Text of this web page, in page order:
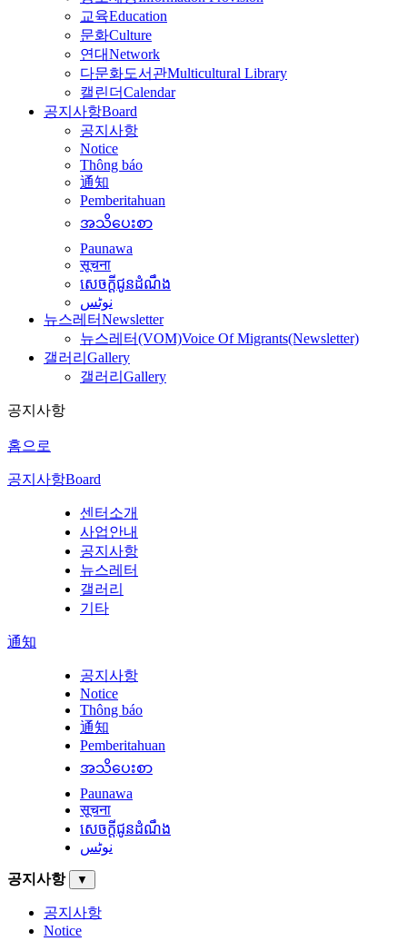
교육Education
문화Culture
연대Network
다문화도서관Multicultural Library
캘린더Calendar
공지사항Board
공지사항
Notice
Thông báo
通知
Pemberitahuan
အသိပေးစာ
Paunawa
सूचना
សេចក្តីជូនដំណឹង
نوٹس
뉴스레터Newsletter
뉴스레터(VOM)Voice Of Migrants(Newsletter)
갤러리 Gallery
갤러리 Gallery
공지사항
홈으로
공지사항Board
센터소개
사업안내
공지사항
뉴스레터
갤러리
기타
通知
공지사항
Notice
Thông báo
通知
Pemberitahuan
အသိပေးစာ
Paunawa
सूचना
សេចក្តីជូនដំណឹង
نوٹس
공지사항 ▼
공지사항
Notice